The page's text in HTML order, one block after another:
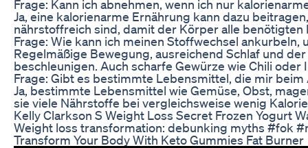
Frage: Kann ich abnehmen, wenn ich nur
Ja, eine kalorienarme Ernährung kann dazu
nährstoffreich sind, damit der Körper alle benötigten
Frage: Wie kann ich meinen Stoffwechsel ankurbeln,
Regelmäßige Bewegung, ausreichend Schlaf und
beschleunigen. Auch scharfe Gewürze wie Chili
Frage: Gibt es bestimmte Lebensmittel, die mir beim
Ja, bestimmte Lebensmittel wie Gemüse, Obst,
sie viele Nährstoffe bei vergleichsweise wenig
Kelly Clarkson S Weight Loss Secret Frozen Yogurt
Weight loss transformation: debunking myths #fok
Transform Your Body With Keto Gummies Fat Burner